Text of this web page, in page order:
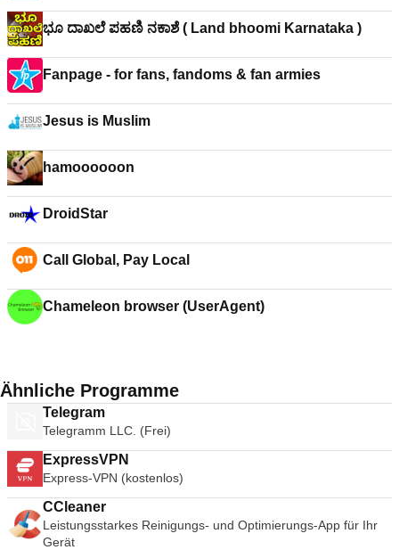
ಭೂ ದಾಖಲೆ ಪಹಣಿ ನಕಾಶೆ ( Land bhoomi Karnataka )
Fanpage - for fans, fandoms & fan armies
Jesus is Muslim
hamoooooon
DroidStar
Call Global, Pay Local
Chameleon browser (UserAgent)
Ähnliche Programme
Telegram
Telegramm LLC. (Frei)
ExpressVPN
Express-VPN (kostenlos)
CCleaner
Leistungsstarkes Reinigungs- und Optimierungs-App für Ihr
Gerät